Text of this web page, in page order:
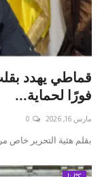
قماطي يهدد
فورًا لحماية...
مارس 16, 2026 0
بقلم هئية التحرير خاص